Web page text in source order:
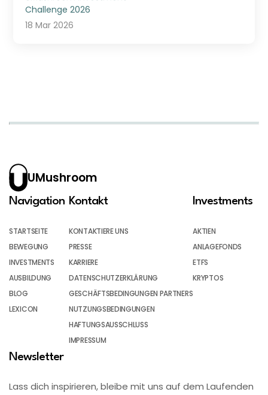
Challenge 2026
18 Mar 2026
UMushroom
Navigation
STARTSEITE
BEWEGUNG
INVESTMENTS
AUSBILDUNG
BLOG
LEXICON
Kontakt
KONTAKTIERE UNS
PRESSE
KARRIERE
DATENSCHUTZERKLÄRUNG
GESCHÄFTSBEDINGUNGEN PARTNERS
NUTZUNGSBEDINGUNGEN
HAFTUNGSAUSSCHLUSS
IMPRESSUM
Investments
AKTIEN
ANLAGEFONDS
ETFS
KRYPTOS
Newsletter
Lass dich inspirieren, bleibe mit uns auf dem Laufenden